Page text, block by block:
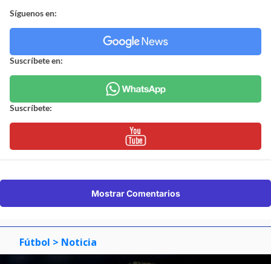
Síguenos en:
Suscríbete en:
Suscríbete:
Mostrar Comentarios
Fútbol > Noticia